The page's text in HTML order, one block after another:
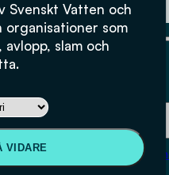
Svenskt Vatten och
som
slam och
VIDARE
Fysiskt lager
Beställning och kontakt
Om